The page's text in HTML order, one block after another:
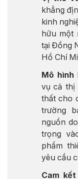
khẳng
kinh
hữu một
tại Đồng
Hồ Chí
Mô hình
vụ cả thị
thất cho
trường
nguồn
trọng
phẩm
yêu cầu
Cam